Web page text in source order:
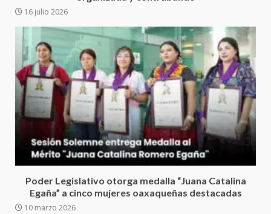
16 julio 2026
Poder Legislativo otorga medalla “Juana Catalina
Egaña” a cinco mujeres oaxaqueñas destacadas
10 marzo 2026
4
Cruz reafirma la consolidación
de la transformación en
territorio oaxaqueño
30 julio 2026
5
Secretaría de Gobierno refuerza
presencia institucional en San
Juan Mazatlán
20 julio 2026
6
Sanciona Municipio de Oaxaca
animal tras denuncia ciudadana
16 julio 2026